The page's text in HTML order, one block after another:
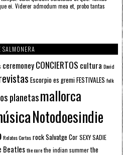
ei. Viderer admodum mea et, probo tantas
SALMONERA
ceremoneyCONCIERTOS cultura David
Escorpioes gremiFESTIVALES folk
planetasmallorca
Notodoesindie
Relatos CortosrockSalvatge CorSEXY SADIE
Beatlesthe curethe indian summerthe